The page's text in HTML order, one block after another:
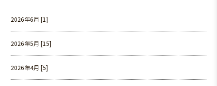
2026年6月 [1]
2026年5月 [15]
2026年4月 [5]